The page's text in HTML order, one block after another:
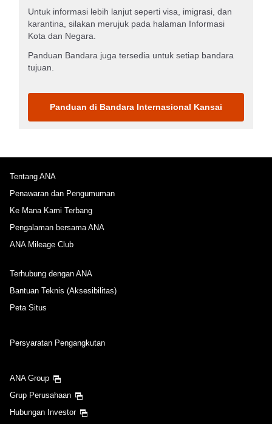
Untuk informasi lebih lanjut seperti visa, imigrasi, dan
karantina, silakan merujuk pada halaman Informasi
Kota dan Negara.
Panduan Bandara juga tersedia untuk setiap bandara
tujuan.
Panduan di Bandara Internasional Kansai
Tentang ANA
Penawaran dan Pengumuman
Ke Mana Kami Terbang
Pengalaman bersama ANA
ANA Mileage Club
Terhubung dengan ANA
Bantuan Teknis (Aksesibilitas)
Peta Situs
Persyaratan Pengangkutan
ANA Group
Grup Perusahaan
Hubungan Investor